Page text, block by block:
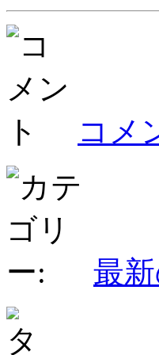
コメ
最